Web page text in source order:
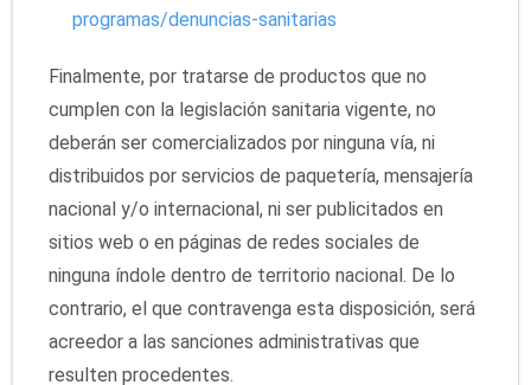
programas/denuncias-sanitarias
Finalmente, por tratarse de productos que no
cumplen con la legislación sanitaria vigente, no
deberán ser comercializados por ninguna vía, ni
distribuidos por servicios de paquetería, mensajería
nacional y/o internacional, ni ser publicitados en
sitios web o en páginas de redes sociales de
ninguna índole dentro de territorio nacional. De lo
contrario, el que contravenga esta disposición, será
acreedor a las sanciones administrativas que
resulten procedentes.